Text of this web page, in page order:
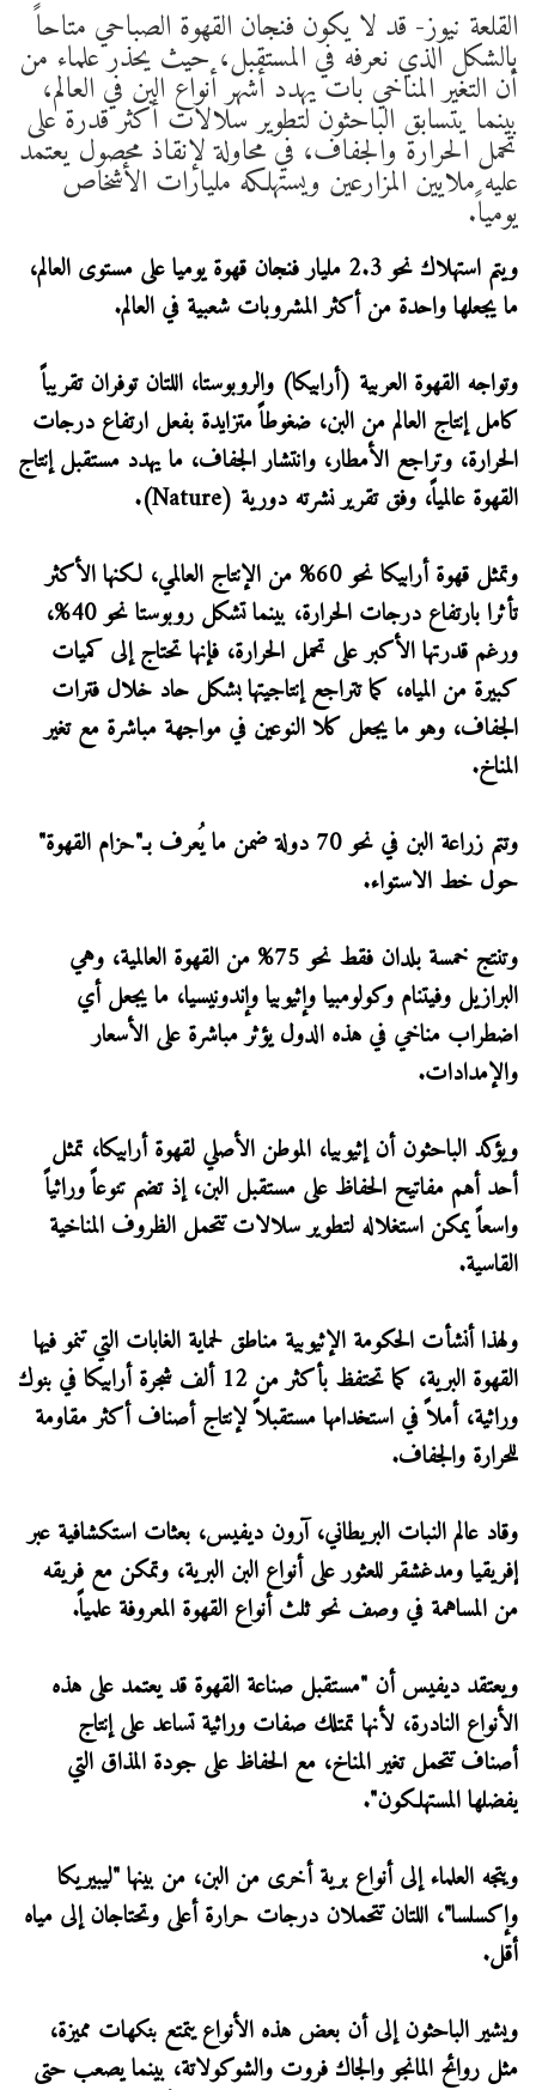
القلعة نيوز- قد لا يكون فنجان القهوة الصباحي متاحاً
بالشكل الذي نعرفه في المستقبل، حيث يحذر علماء من
أن التغير المناخي بات يهدد أشهر أنواع البن في العالم،
بينما يتسابق الباحثون لتطوير سلالات أكثر قدرة على
تحمل الحرارة والجفاف، في محاولة لإنقاذ محصول يعتمد
عليه ملايين المزارعين ويستهلكه مليارات الأشخاص
يومياً.
ويتم استهلاك نحو 2.3 مليار فنجان قهوة يوميا على مستوى العالم،
ما يجعلها واحدة من أكثر المشروبات شعبية في العالم.
وتواجه القهوة العربية (أرابيكا) والروبوستا، اللتان توفران تقريباً
كامل إنتاج العالم من البن، ضغوطاً متزايدة بفعل ارتفاع درجات
الحرارة، وتراجع الأمطار، وانتشار الجفاف، ما يهدد مستقبل إنتاج
القهوة عالمياً، وفق تقرير نشرته دورية (Nature).
وتمثل قهوة أرابيكا نحو 60% من الإنتاج العالمي، لكنها الأكثر
تأثرا بارتفاع درجات الحرارة، بينما تشكل روبوستا نحو 40%،
ورغم قدرتها الأكبر على تحمل الحرارة، فإنها تحتاج إلى كميات
كبيرة من المياه، كما تتراجع إنتاجيتها بشكل حاد خلال فترات
الجفاف، وهو ما يجعل كلا النوعين في مواجهة مباشرة مع تغير
المناخ.
وتتم زراعة البن في نحو 70 دولة ضمن ما يُعرف بـ"حزام القهوة"
حول خط الاستواء.
وتنتج خمسة بلدان فقط نحو 75% من القهوة العالمية، وهي
البرازيل وفيتنام وكولومبيا وإثيوبيا وإندونيسيا، ما يجعل أي
اضطراب مناخي في هذه الدول يؤثر مباشرة على الأسعار
والإمدادات.
ويؤكد الباحثون أن إثيوبيا، الموطن الأصلي لقهوة أرابيكا، تمثل
أحد أهم مفاتيح الحفاظ على مستقبل البن، إذ تضم تنوعاً وراثياً
واسعاً يمكن استغلاله لتطوير سلالات تتحمل الظروف المناخية
القاسية.
ولهذا أنشأت الحكومة الإثيوبية مناطق لحماية الغابات التي تنمو فيها
القهوة البرية، كما تحتفظ بأكثر من 12 ألف شجرة أرابيكا في بنوك
وراثية، أملاً في استخدامها مستقبلاً لإنتاج أصناف أكثر مقاومة
للحرارة والجفاف.
وقاد عالم النبات البريطاني، آرون ديفيس، بعثات استكشافية عبر
إفريقيا ومدغشقر للعثور على أنواع البن البرية، وتمكن مع فريقه
من المساهمة في وصف نحو ثلث أنواع القهوة المعروفة علمياً.
ويعتقد ديفيس أن "مستقبل صناعة القهوة قد يعتمد على هذه
الأنواع النادرة، لأنها تمتلك صفات وراثية تساعد على إنتاج
أصناف تتحمل تغير المناخ، مع الحفاظ على جودة المذاق التي
يفضلها المستهلكون".
ويتجه العلماء إلى أنواع برية أخرى من البن، من بينها "ليبيريكا
وإكسلسا"، اللتان تتحملان درجات حرارة أعلى وتحتاجان إلى مياه
أقل.
ويشير الباحثون إلى أن بعض هذه الأنواع يتمتع بنكهات مميزة،
مثل روائح المانجو والجاك فروت والشوكولاتة، بينما يصعب حتى